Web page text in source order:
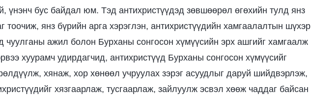
үнэнч бус байдал юм. Тэд антихристүүдэд зөвшөөрөл өгөхийн тулд янз
тоочиж, янз бүрийн арга хэрэглэн, антихристүүдийн хамгаалалтын шүхэр
чуулганы ажил болон Бурханы сонгосон хүмүүсийн эрх ашгийг хамгаалж
хуурамч удирдагчид, антихристүүд Бурханы сонгосон хүмүүсийг
хянаж, хор хөнөөл учруулах зэрэг асуудлыг даруй шийдвэрлэж,
хязгаарлаж, тусгаарлаж, зайлуулж эсвэл хөөж чаддаг байсан